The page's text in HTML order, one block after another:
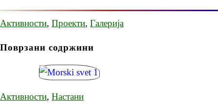
Активности, Проекти, Галерија
Поврзани содржини
Активности, Настани